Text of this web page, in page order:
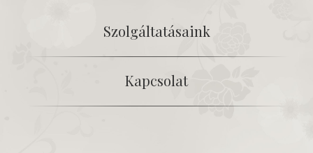
Szolgáltatásaink
Kapcsolat